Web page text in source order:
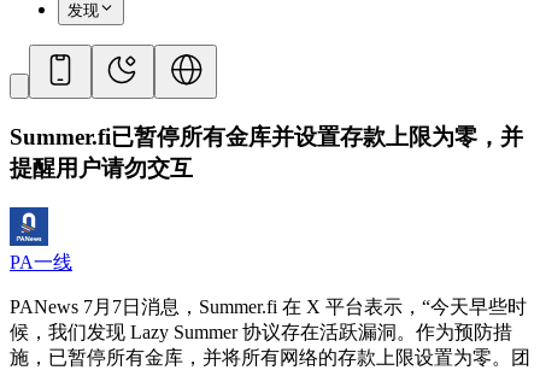
发现
Summer.fi已暂停所有金库并设置存款上限为零，并
提醒用户请勿交互
PA一线
PANews 7月7日消息，Summer.fi 在 X 平台表示，“今天早些时
候，我们发现 Lazy Summer 协议存在活跃漏洞。作为预防措
施，已暂停所有金库，并将所有网络的存款上限设置为零。团